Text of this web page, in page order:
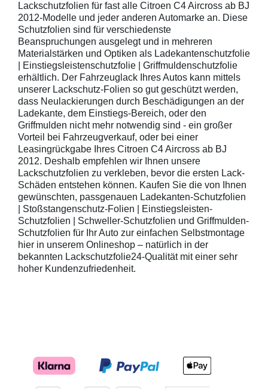
Lackschutzfolien für fast alle Citroen C4 Aircross ab BJ
2012-Modelle und jeder anderen Automarke an. Diese
Schutzfolien sind für verschiedenste
Beanspruchungen ausgelegt und in mehreren
Materialstärken und Optiken als Ladekantenschutzfolie
| Einstiegsleistenschutzfolie | Griffmuldenschutzfolie
erhältlich. Der Fahrzeuglack Ihres Autos kann mittels
unserer Lackschutz-Folien so gut geschützt werden,
dass Neulackierungen durch Beschädigungen an der
Ladekante, dem Einstiegs-Bereich, oder den
Griffmulden nicht mehr notwendig sind - ein großer
Vorteil bei Fahrzeugverkauf, oder bei einer
Leasingrückgabe Ihres Citroen C4 Aircross ab BJ
2012. Deshalb empfehlen wir Ihnen unsere
Lackschutzfolien zu verkleben, bevor die ersten Lack-
Schäden entstehen können. Kaufen Sie die von Ihnen
gewünschten, passgenauen Ladekanten-Schutzfolien
| Stoßstangenschutz-Folien | Einstiegsleisten-
Schutzfolien | Schweller-Schutzfolien und Griffmulden-
Schutzfolien für Ihr Auto zur einfachen Selbstmontage
hier in unserem Onlineshop – natürlich in der
bekannten Lackschutzfolie24-Qualität mit einer sehr
hoher Kundenzufriedenheit.